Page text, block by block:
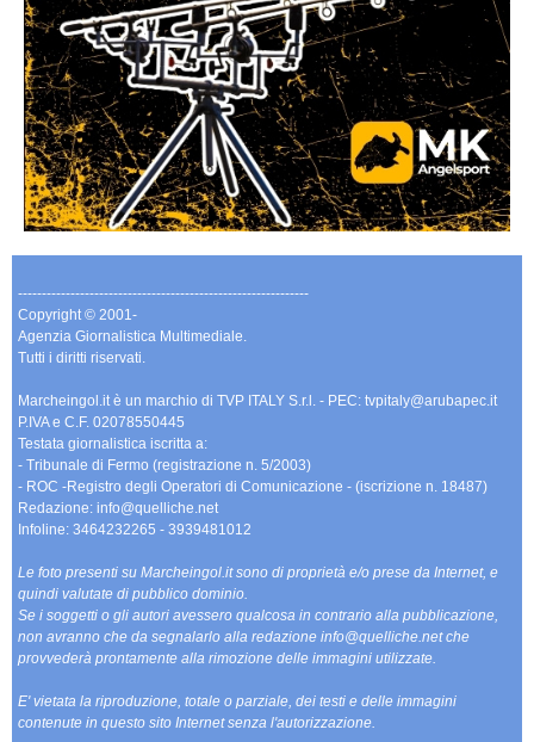
-------------------------------------------------------------
Copyright © 2001-
Agenzia Giornalistica Multimediale.
Tutti i diritti riservati.
Marcheingol.it è un marchio di TVP ITALY S.r.l. - PEC: tvpitaly@arubapec.it
P.IVA e C.F. 02078550445
Testata giornalistica iscritta a:
- Tribunale di Fermo (registrazione n. 5/2003)
- ROC -Registro degli Operatori di Comunicazione - (iscrizione n. 18487)
Redazione: info@quelliche.net
Infoline: 3464232265 - 3939481012
Le foto presenti su Marcheingol.it sono di proprietà e/o prese da Internet, e
quindi valutate di pubblico dominio.
Se i soggetti o gli autori avessero qualcosa in contrario alla pubblicazione,
non avranno che da segnalarlo alla redazione info@quelliche.net che
provvederà prontamente alla rimozione delle immagini utilizzate.
E' vietata la riproduzione, totale o parziale, dei testi e delle immagini
contenute in questo sito Internet senza l'autorizzazione.